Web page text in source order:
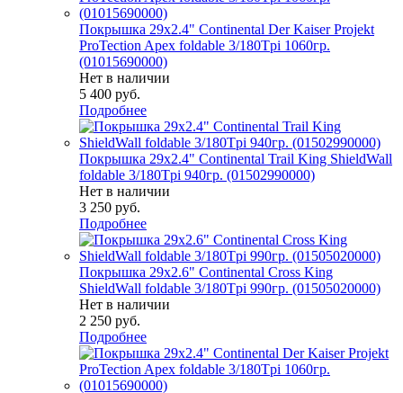
Покрышка 29x2.4" Continental Der Kaiser Projekt
ProTection Apex foldable 3/180Tpi 1060гр.
(01015690000)
Нет в наличии
5 400 руб.
Подробнее
Покрышка 29x2.4" Continental Trail King ShieldWall
foldable 3/180Tpi 940гр. (01502990000)
Нет в наличии
3 250 руб.
Подробнее
Покрышка 29x2.6" Continental Cross King
ShieldWall foldable 3/180Tpi 990гр. (01505020000)
Нет в наличии
2 250 руб.
Подробнее